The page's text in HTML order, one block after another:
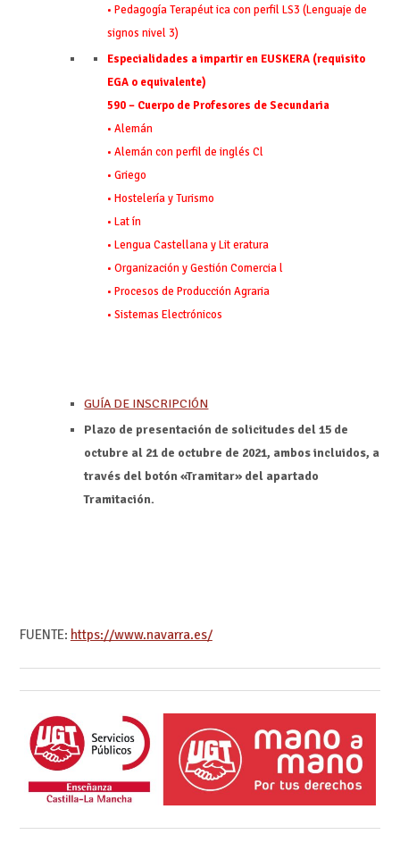
• Pedagogía Terapéut ica con perfil LS3 (Lenguaje de
signos nivel 3)
Especialidades a impartir en EUSKERA (requisito
EGA o equivalente)
590 – Cuerpo de Profesores de Secundaria
• Alemán
• Alemán con perfil de inglés Cl
• Griego
• Hostelería y Turismo
• Lat ín
• Lengua Castellana y Lit eratura
• Organización y Gestión Comercia l
• Procesos de Producción Agraria
• Sistemas Electrónicos
GUÍA DE INSCRIPCIÓN
Plazo de presentación de solicitudes del 15 de
octubre al 21 de octubre de 2021, ambos incluidos, a
través del botón «Tramitar» del apartado
Tramitación.
FUENTE: https://www.navarra.es/